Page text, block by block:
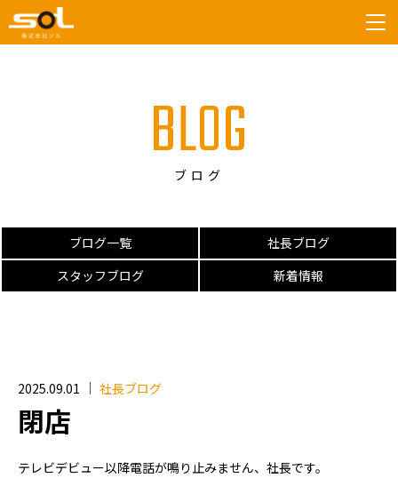
BLOG
ブログ
ブログ一覧
社長ブログ
スタッフブログ
新着情報
2025.09.01 社長ブログ
閉店
テレビデビュー以降電話が鳴り止みません、社長です。